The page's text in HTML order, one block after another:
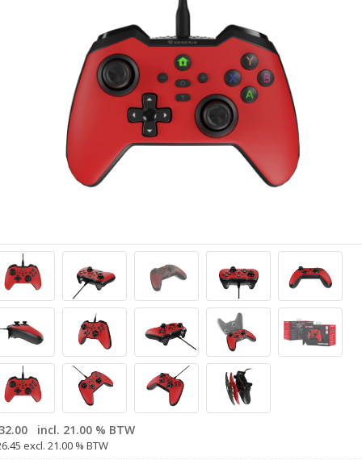
incl. 21.00 % BTW
excl. 21.00 % BTW